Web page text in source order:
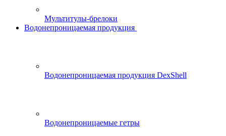
Мультитулы-брелоки
Водонепроницаемая продукция
Водонепроницаемая продукция DexShell
Водонепроницаемые гетры